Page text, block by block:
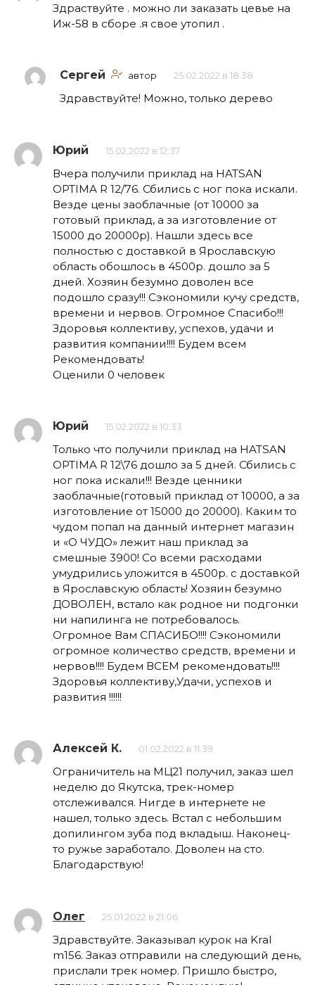
Здраствуйте . можно ли заказать цевье на
Иж-58 в сборе .я свое утопил .
Сергей автор 25.02.2022 в 18:38
Здравствуйте! Можно, только дерево
Юрий 15.02.2022 в 12:37
Вчера получили приклад на HATSAN
OPTIMA R 12/76. Сбились с ног пока искали.
Везде цены заоблачные (от 10000 за
готовый приклад, а за изготовление от
15000 до 20000р). Нашли здесь все
полностью с доставкой в Ярославскую
область обошлось в 4500р. дошло за 5
дней. Хозяин безумно доволен все
подошло сразу!!! Сэкономили кучу средств,
времени и нервов. Огромное Спасибо!!!
Здоровья коллективу, успехов, удачи и
развития компании!!!! Будем всем
Рекомендовать!
Оценили 0 человек
Юрий 15.02.2022 в 10:33
Только что получили приклад на HATSAN
OPTIMA R 12\76 дошло за 5 дней. Сбились с
ног пока искали!!! Везде ценники
заоблачные(готовый приклад от 10000, а за
изготовление от 15000 до 20000). Каким то
чудом попал на данный интернет магазин
и «О ЧУДО» лежит наш приклад за
смешные 3900! Со всеми расходами
умудрились уложится в 4500р. с доставкой
в Ярославскую область! Хозяин безумно
ДОВОЛЕН, встало как родное ни подгонки
ни напилинга не потребовалось.
Огромное Вам СПАСИБО!!!! Сэкономили
огромное количество средств, времени и
нервов!!!! Будем ВСЕМ рекомендовать!!!!
Здоровья коллективу,Удачи, успехов и
развития !!!!!!
Алексей К. 01.02.2022 в 11:39
Ограничитель на МЦ21 получил, заказ шел
неделю до Якутска, трек-номер
отслеживался. Нигде в интернете не
нашел, только здесь. Встал с небольшим
допилингом зуба под вкладыш. Наконец-
то ружье заработало. Доволен на сто.
Благодарствую!
Олег 25.01.2022 в 21:06
Здравствуйте. Заказывал курок на Kral
m156. Заказ отправили на следующий день,
прислали трек номер. Пришло быстро,